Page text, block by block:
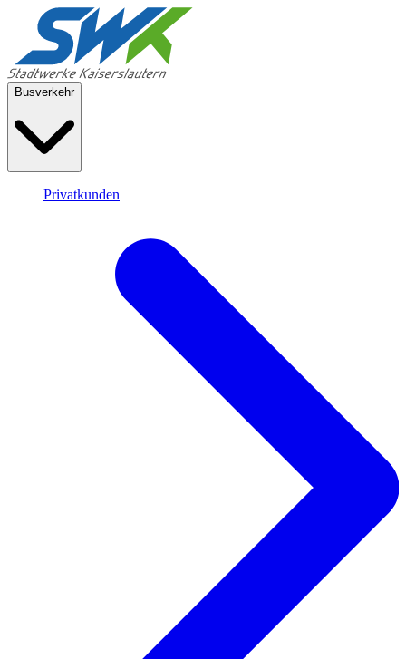
Busverkehr
Privatkunden